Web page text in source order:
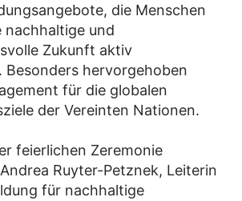
die Menschen
nachhaltige und
Zukunft aktiv
Besonders hervorgehoben
für die globalen
der Vereinten Nationen.
feierlichen Zeremonie
Ruyter-Petznek, Leiterin
für nachhaltige